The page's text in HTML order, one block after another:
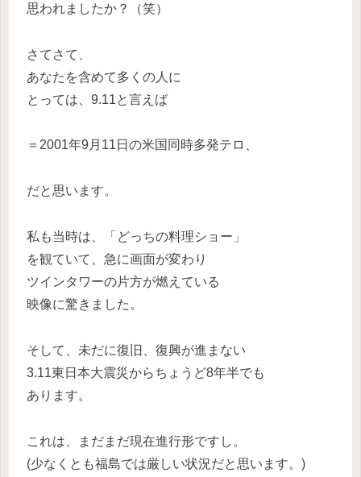
思われましたか？（笑）
さてさて、
あなたを含めて多くの人に
とっては、9.11と言えば
＝2001年9月11日の米国同時多発テロ、
だと思います。
私も当時は、「どっちの料理ショー」
を観ていて、急に画面が変わり
ツインタワーの片方が燃えている
映像に驚きました。
そして、未だに復旧、復興が進まない
3.11東日本大震災からちょうど8年半でも
あります。
これは、まだまだ現在進行形ですし。
(少なくとも福島では厳しい状況だと思います。)